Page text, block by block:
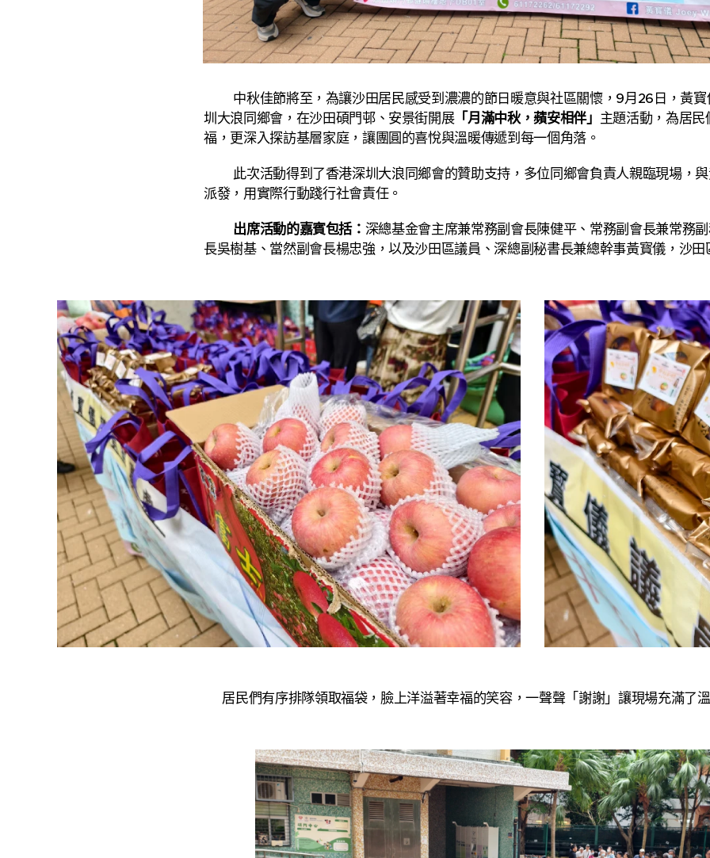
中秋佳節將至，為讓沙田居民感受到濃濃的節日暖意與社區關懷，9月26日，黃寳
圳大浪同鄉會，在沙田碩門邨、安景街開展「月滿中秋，蘋安相伴」 主題活動，為居
福，更深入探訪基層家庭，讓團圓的喜悅與溫暖傳遞到每一個角落。
此次活動得到了香港深圳大浪同鄉會的贊助支持，多位同鄉會負責人親臨現場，與
派發，用實際行動踐行社會責任。
出席活動的嘉賓包括： 深總基金會主席兼常務副會長陳健平、常務副會長兼常務
長吳樹基、當然副會長楊忠強，以及沙田區議員、深總副秘書長兼總幹事黃寳儀，沙
居民們有序排隊領取福袋，臉上洋溢著幸福的笑容，一聲聲「謝謝」讓現場充滿了